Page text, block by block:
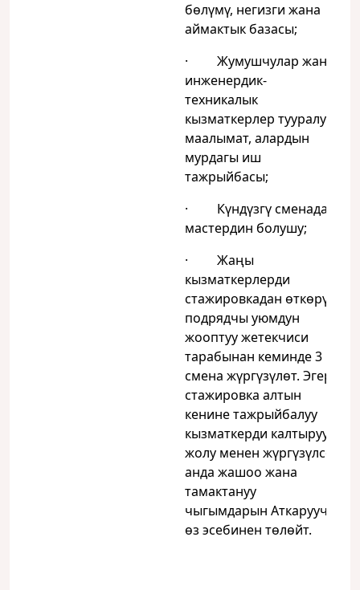
бөлүмү, негизги жана
аймактык базасы;
· Жумушчулар жана
инженердик-
техникалык
кызматкерлер тууралуу
маалымат, алардын
мурдагы иш
тажрыйбасы;
· Күндүзгү сменада
мастердин болушу;
· Жаңы
кызматкерлерди
стажировкадан өткөрүү
подрядчы уюмдун
жооптуу жетекчиси
тарабынан кеминде 3
смена жүргүзүлөт. Эгер
стажировка алтын
кенине тажрыйбалуу
кызматкерди калтыруу
жолу менен жүргүзүлсө,
анда жашоо жана
тамактануу
чыгымдарын Аткаруучу
өз эсебинен төлөйт.